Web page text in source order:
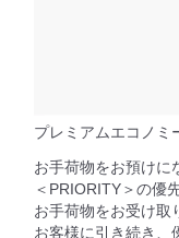
プレミアムエコノミ
お手荷物をお預けに
＜PRIORITY＞の優
お手荷物をお受け取
お客様に引き続き、